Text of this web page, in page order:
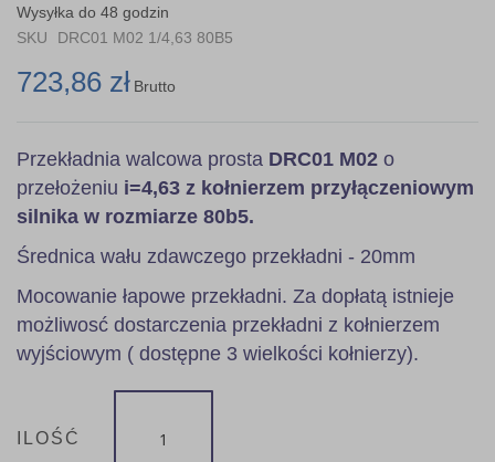
the
images
Wysyłka do 48 godzin
SKU
DRC01 M02 1/4,63 80B5
723,86 zł Brutto
Przekładnia walcowa prosta DRC01 M02 o
przełożeniu i=4,63 z kołnierzem przyłączeniowym
silnika w rozmiarze 80b5.
Średnica wału zdawczego przekładni - 20mm
Mocowanie łapowe przekładni. Za dopłatą istnieje
możliwosć dostarczenia przekładni z kołnierzem
wyjściowym ( dostępne 3 wielkości kołnierzy).
ILOŚĆ